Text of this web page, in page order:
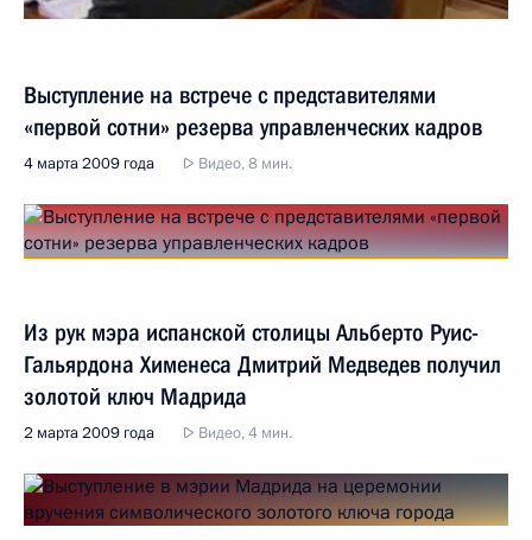
Выступление на встрече с представителями
«первой сотни» резерва управленческих кадров
4 марта 2009 года Видео, 8 мин.
Из рук мэра испанской столицы Альберто Руис-
Гальярдона Хименеса Дмитрий Медведев получил
золотой ключ Мадрида
2 марта 2009 года Видео, 4 мин.